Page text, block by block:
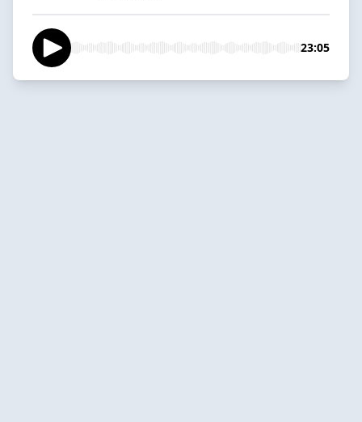
23:05